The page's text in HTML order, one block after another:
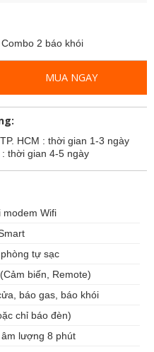
2 báo khói
MUA NGAY
HCM : thời gian 1-3 ngày
thời gian 4-5 ngày
modem Wifi
tự sạc
biến, Remote)
báo gas, báo khói
chỉ báo đèn)
âm lượng 8 phút